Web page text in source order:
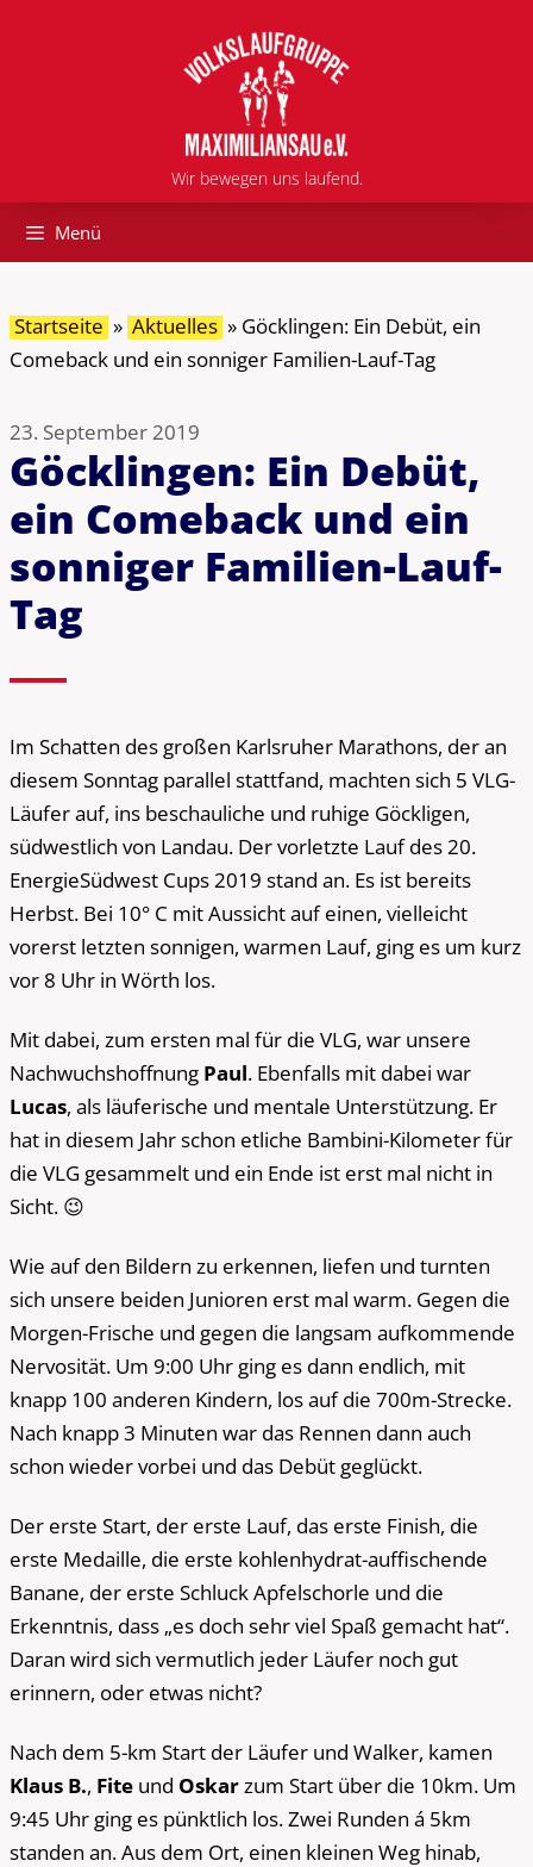
Wir bewegen uns laufend.
Menü
Startseite » Aktuelles » Göcklingen: Ein Debüt, ein
Comeback und ein sonniger Familien-Lauf-Tag
23. September 2019
Göcklingen: Ein Debüt,
ein Comeback und ein
sonniger Familien-Lauf-
Tag
Im Schatten des großen Karlsruher Marathons, der an
diesem Sonntag parallel stattfand, machten sich 5 VLG-
Läufer auf, ins beschauliche und ruhige Göckligen,
südwestlich von Landau. Der vorletzte Lauf des 20.
EnergieSüdwest Cups 2019 stand an. Es ist bereits
Herbst. Bei 10° C mit Aussicht auf einen, vielleicht
vorerst letzten sonnigen, warmen Lauf, ging es um kurz
vor 8 Uhr in Wörth los.
Mit dabei, zum ersten mal für die VLG, war unsere
Nachwuchshoffnung Paul. Ebenfalls mit dabei war
Lucas, als läuferische und mentale Unterstützung. Er
hat in diesem Jahr schon etliche Bambini-Kilometer für
die VLG gesammelt und ein Ende ist erst mal nicht in
Sicht. 😉
Wie auf den Bildern zu erkennen, liefen und turnten
sich unsere beiden Junioren erst mal warm. Gegen die
Morgen-Frische und gegen die langsam aufkommende
Nervosität. Um 9:00 Uhr ging es dann endlich, mit
knapp 100 anderen Kindern, los auf die 700m-Strecke.
Nach knapp 3 Minuten war das Rennen dann auch
schon wieder vorbei und das Debüt geglückt.
Der erste Start, der erste Lauf, das erste Finish, die
erste Medaille, die erste kohlenhydrat-auffischende
Banane, der erste Schluck Apfelschorle und die
Erkenntnis, dass „es doch sehr viel Spaß gemacht hat“.
Daran wird sich vermutlich jeder Läufer noch gut
erinnern, oder etwas nicht?
Nach dem 5-km Start der Läufer und Walker, kamen
Klaus B., Fite und Oskarzum Start über die 10km. Um
9:45 Uhr ging es pünktlich los. Zwei Runden á 5km
standen an. Aus dem Ort, einen kleinen Weg hinab,